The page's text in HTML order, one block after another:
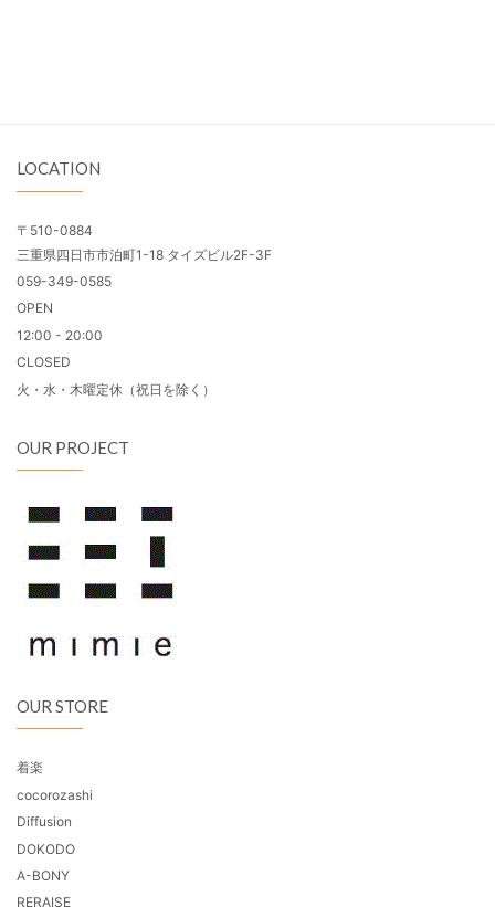
LOCATION
〒510-0884
三重県四日市市泊町1-18 タイズビル2F-3F
059-349-0585
OPEN
12:00 - 20:00
CLOSED
火・水・木曜定休（祝日を除く）
OUR PROJECT
OUR STORE
着楽
cocorozashi
Diffusion
DOKODO
A-BONY
RERAISE